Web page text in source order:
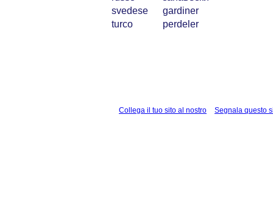
svedese
gardiner
turco
perdeler
Collega il tuo sito al nostro Segnala questo